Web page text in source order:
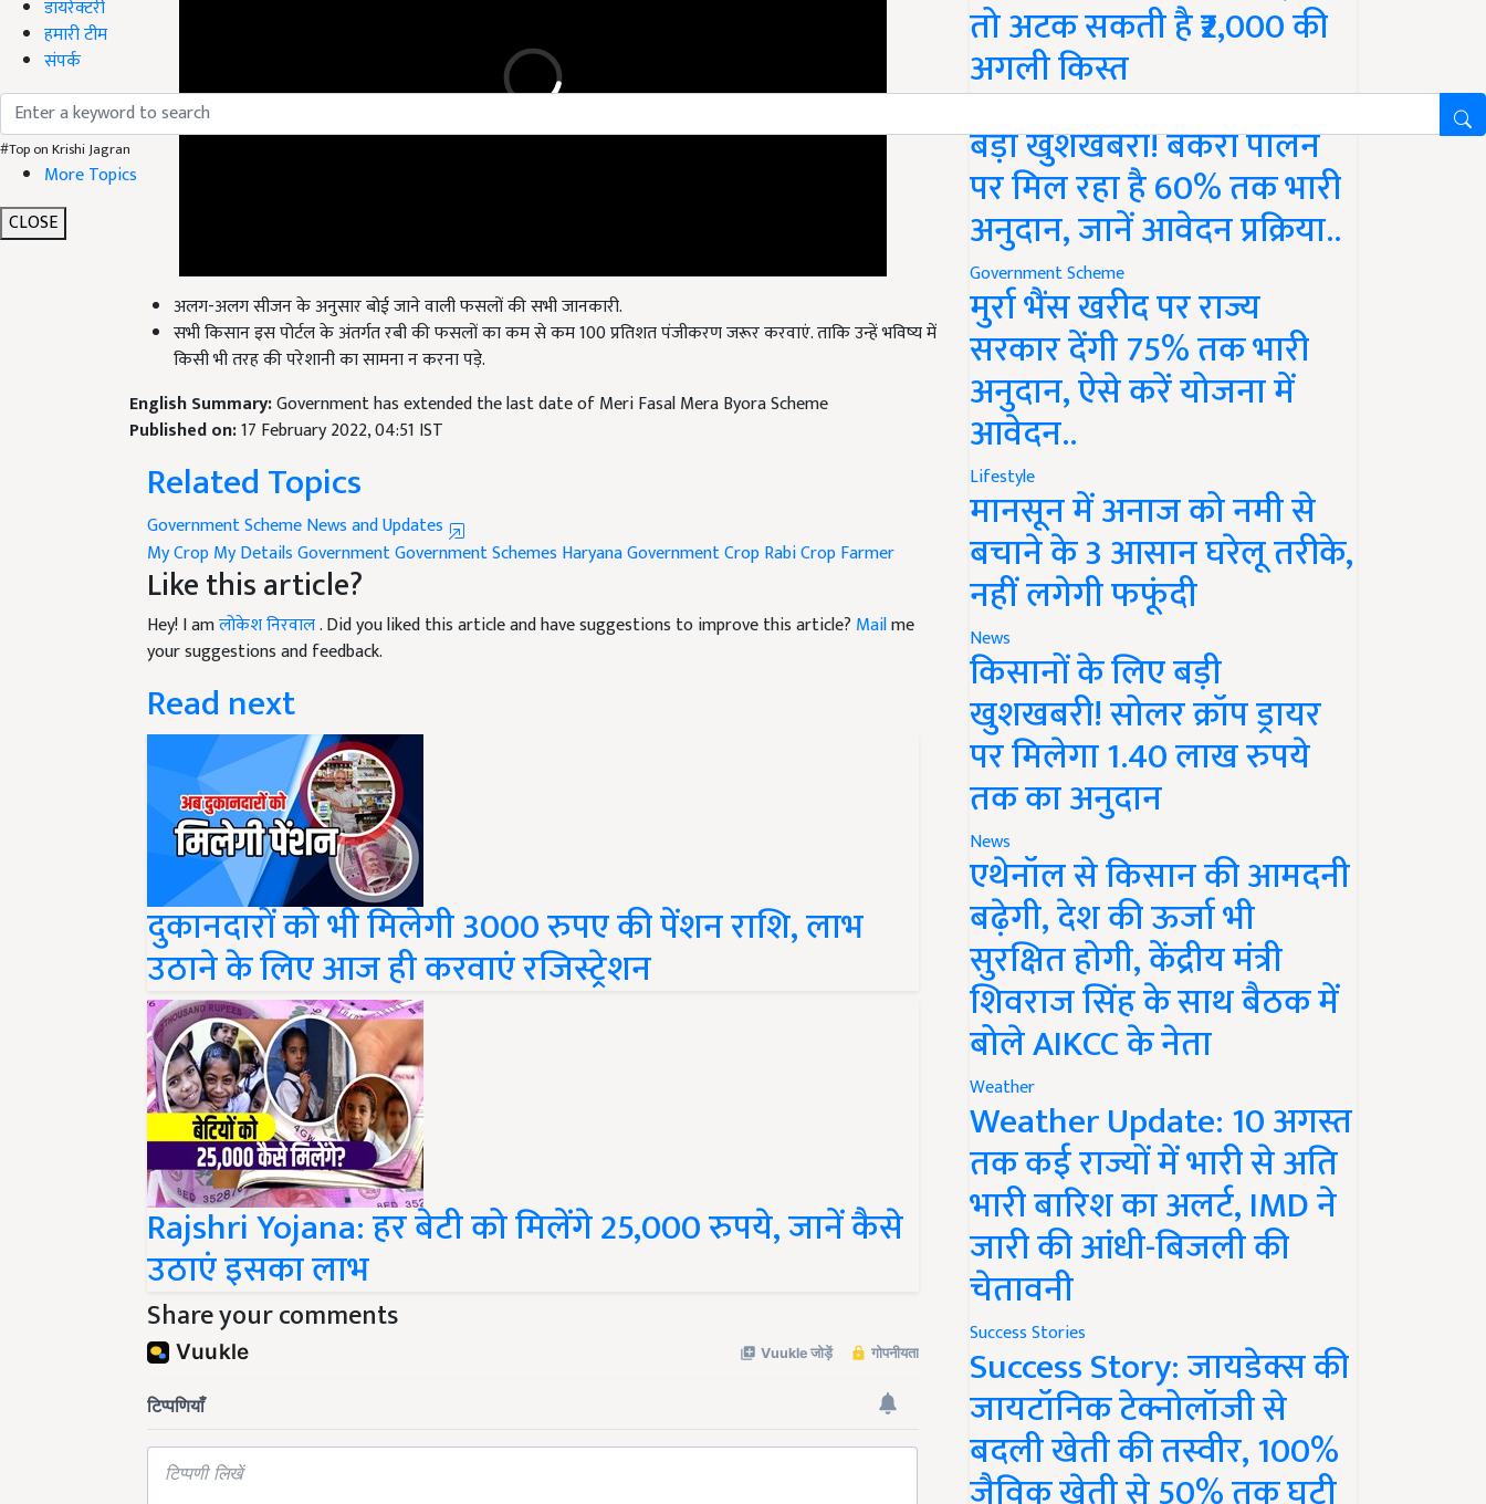
डायरेक्टरी
हमारी टीम
संपर्क
#Top on Krishi Jagran
More Topics
CLOSE
अलग-अलग सीजन के अनुसार बोई जाने वाली फसलों की सभी जानकारी.
सभी किसान इस पोर्टल के अंतर्गत रबी की फसलों का कम से कम 100 प्रतिशत पंजीकरण जरूर करवाएं. ताकि उन्हें भविष्य में
किसी भी तरह की परेशानी का सामना न करना पड़े.
English Summary:
Government has extended the last date of Meri Fasal Mera Byora Scheme
Published on:17 February 2022, 04:51 IST
Related Topics
Government Scheme News and Updates
My Crop My DetailsGovernmentGovernment Schemes
Like this article?
Hey! I amलोकेश निरवाल. Did you liked this article and have suggestions to improve this article?
your suggestions and feedback.
Read next
दुकानदारों को भी मिलेगी 3000 रुपए की पेंशन राशि, लाभ
उठाने के लिए आज ही करवाएं रजिस्ट्रेशन
Rajshri Yojana: हर बेटी को मिलेंगे 25,000 रुपये, जानें कैसे
उठाएं इसका लाभ
Share your comments
तो अटक सकती है ₹2,000 की
अगली किस्त
बड़ी खुशखबरी! बकरी पालन
पर मिल रहा है 60% तक भारी
अनुदान, जानें आवेदन प्रक्रिया..
Government Scheme
मुर्रा भैंस खरीद पर राज्य
सरकार देंगी 75% तक भारी
अनुदान, ऐसे करें योजना में
आवेदन..
Lifestyle
मानसून में अनाज को नमी से
बचाने के 3 आसान घरेलू तरीके,
नहीं लगेगी फफूंदी
News
किसानों के लिए बड़ी
खुशखबरी! सोलर क्रॉप ड्रायर
पर मिलेगा 1.40 लाख रुपये
तक का अनुदान
News
एथेनॉल से किसान की आमदनी
बढ़ेगी, देश की ऊर्जा भी
सुरक्षित होगी, केंद्रीय मंत्री
शिवराज सिंह के साथ बैठक में
बोले AIKCC के नेता
Weather
Weather Update: 10 अगस्त
तक कई राज्यों में भारी से अति
भारी बारिश का अलर्ट, IMD ने
जारी की आंधी-बिजली की
चेतावनी
Success Stories
Success Story: जायडेक्स की
जायटॉनिक टेक्नोलॉजी से
बदली खेती की तस्वीर, 100%